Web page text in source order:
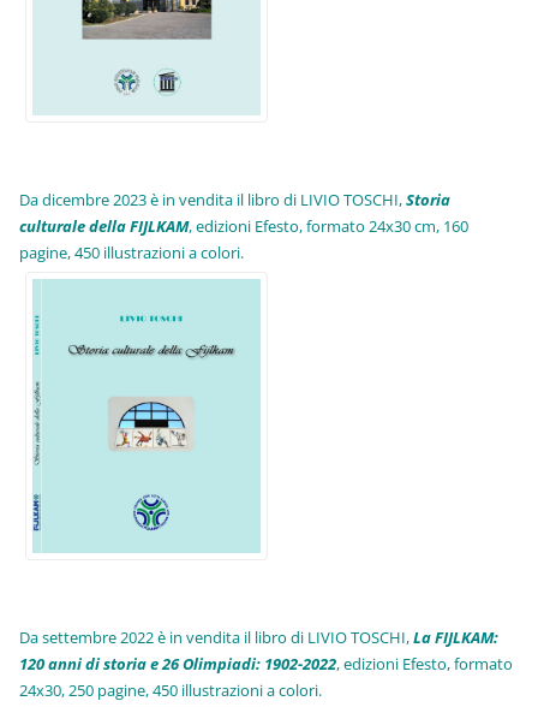
Da dicembre 2023 è in vendita il libro di LIVIO TOSCHI,Storia
culturale della FIJLKAM, edizioni Efesto, formato 24x30 cm, 160
pagine, 450 illustrazioni a colori.
Da settembre 2022 è in vendita il libro di LIVIO TOSCHI,La FIJLKAM:
120 anni di storia e 26 Olimpiadi: 1902-2022, edizioni Efesto, formato
24x30, 250 pagine, 450 illustrazioni a colori.